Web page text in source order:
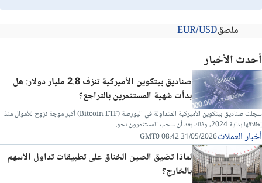
ملصقEUR/USD
أحدث الأخبار
صناديق بيتكوين الأميركية تنزف 2.8 مليار دولار: هل
بدأت شهية المستثمرين بالتراجع؟
سجلت صناديق بيتكوين الأميركية المتداولة في البورصة (Bitcoin ETF) أكبر موجة نزوح للأموال منذ
إطلاقها بداية 2024، وذلك بعد أن سحب المستثمرون نحو.
أخبار العملات31/05/2026 08:42 GMT0
لماذا تضيق الصين الخناق على تطبيقات تداول الأسهم
بالخارج؟